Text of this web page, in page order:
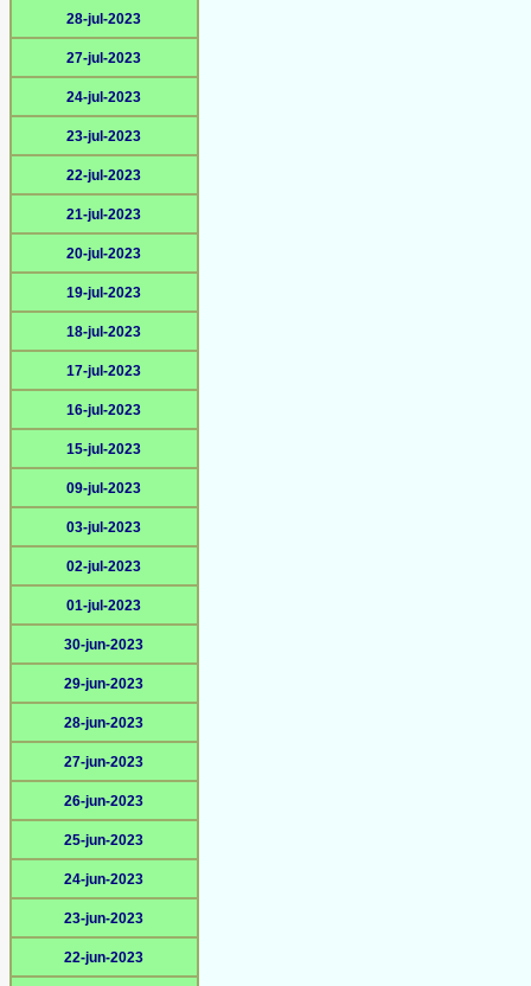
28-jul-2023
27-jul-2023
24-jul-2023
23-jul-2023
22-jul-2023
21-jul-2023
20-jul-2023
19-jul-2023
18-jul-2023
17-jul-2023
16-jul-2023
15-jul-2023
09-jul-2023
03-jul-2023
02-jul-2023
01-jul-2023
30-jun-2023
29-jun-2023
28-jun-2023
27-jun-2023
26-jun-2023
25-jun-2023
24-jun-2023
23-jun-2023
22-jun-2023